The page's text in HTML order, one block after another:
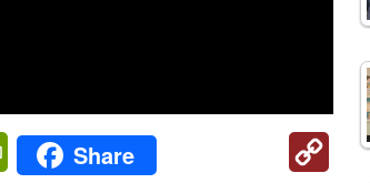
PrintFriendly
Share
Copy